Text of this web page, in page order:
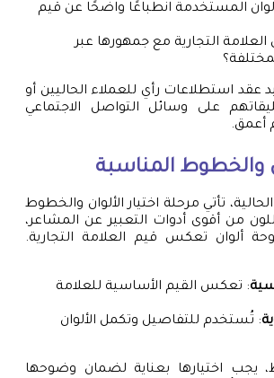
المستخدمة انطباعًا واضحًا عن قيم
التجارية مع جمهورها عبر
عقد استطلاعات رأي للعملاء الحاليين أو
على وسائل التواصل الاجتماعي
أعمق.
والخطوط المناسبة
تأتي مرحلة اختيار الألوان والخطوط
من أقوى أدوات التعبير عن المشاعر،
ألوان تعكس قيم العلامة التجارية.
: تعكس القيم الأساسية للعلامة
: تُستخدم للتفاصيل وتكمل الألوان
يجب اختيارها بعناية لضمان وضوحها